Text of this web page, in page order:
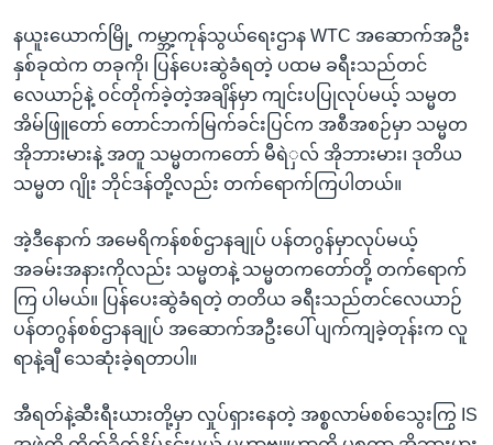
နယူးယောက်မြို့ ကမ္ဘာ့ကုန်သွယ်ရေးဌာန WTC အဆောက်အဦး
နှစ်ခုထဲက တခုကို၊ ပြန်ပေးဆွဲခံရတဲ့ ပထမ ခရီးသည်တင်
လေယာဉ်နဲ့ ဝင်တိုက်ခဲ့တဲ့အချိန်မှာ ကျင်းပပြုလုပ်မယ့် သမ္မတ
အိမ်ဖြူတော် တောင်ဘက်မြက်ခင်းပြင်က အစီအစဉ်မှာ သမ္မတ
အိုဘားမားနဲ့ အတူ သမ္မတကတော် မီရဲှလ် အိုဘားမား၊ ဒုတိယ
သမ္မတ ဂျိုး ဘိုင်ဒန်တို့လည်း တက်ရောက်ကြပါတယ်။
အဲ့ဒီနောက် အမေရိကန်စစ်ဌာနချုပ် ပန်တဂွန်မှာလုပ်မယ့်
အခမ်းအနားကိုလည်း သမ္မတနဲ့ သမ္မတကတော်တို့ တက်ရောက်
ကြ ပါမယ်။ ပြန်ပေးဆွဲခံရတဲ့ တတိယ ခရီးသည်တင်လေယာဉ်
ပန်တဂွန်စစ်ဌာနချုပ် အဆောက်အဦးပေါ် ပျက်ကျခဲ့တုန်းက လူ
ရာနဲ့ချီ သေဆုံးခဲ့ရတာပါ။
အီရတ်နဲ့ဆီးရီးယားတို့မှာ လှုပ်ရှားနေတဲ့ အစ္စလာမ်စစ်သွေးကြွ IS